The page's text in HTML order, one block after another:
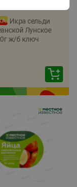
Икра сельди
Лунское
ж/б ключ